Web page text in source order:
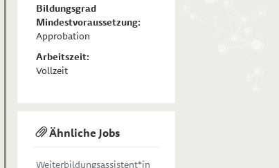
Bildungsgrad
Mindestvoraussetzung:
Approbation
Arbeitszeit:
Vollzeit
Ähnliche Jobs
Weiterbildungsassistent*in